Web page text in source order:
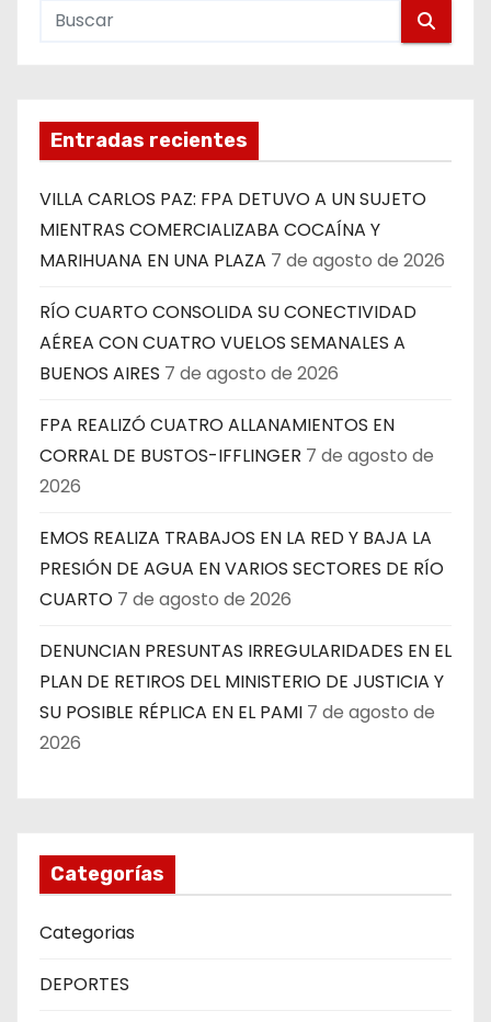
Entradas recientes
VILLA CARLOS PAZ: FPA DETUVO A UN SUJETO
MIENTRAS COMERCIALIZABA COCAÍNA Y
MARIHUANA EN UNA PLAZA 7 de agosto de 2026
RÍO CUARTO CONSOLIDA SU CONECTIVIDAD
AÉREA CON CUATRO VUELOS SEMANALES A
BUENOS AIRES 7 de agosto de 2026
FPA REALIZÓ CUATRO ALLANAMIENTOS EN
CORRAL DE BUSTOS-IFFLINGER 7 de agosto de
2026
EMOS REALIZA TRABAJOS EN LA RED Y BAJA LA
PRESIÓN DE AGUA EN VARIOS SECTORES DE RÍO
CUARTO 7 de agosto de 2026
DENUNCIAN PRESUNTAS IRREGULARIDADES EN EL
PLAN DE RETIROS DEL MINISTERIO DE JUSTICIA Y
SU POSIBLE RÉPLICA EN EL PAMI 7 de agosto de
2026
Categorías
Categorias
DEPORTES